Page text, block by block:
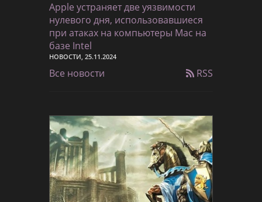
Apple устраняет две уязвимости
нулевого дня, использовавшиеся
при атаках на компьютеры Mac на
базе Intel
НОВОСТИ, 25.11.2024
Все новости RSS